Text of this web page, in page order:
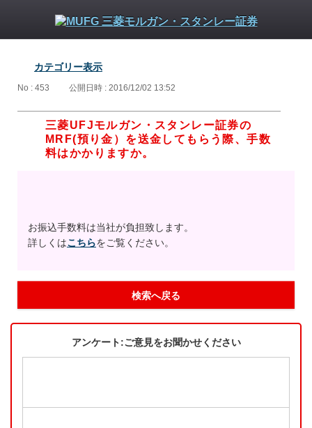
カテゴリー表示
No : 453 公開日時 : 2016/12/02 13:52
三菱UFJモルガン・スタンレー証券の
MRF(預り金）を送金してもらう際、手数
料はかかりますか。
お振込手数料は当社が負担致します。
詳しくはこちらをご覧ください。
検索へ戻る
アンケート:ご意見をお聞かせください